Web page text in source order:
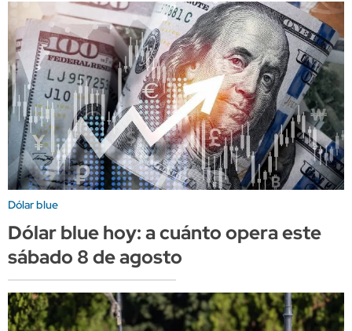
Dólar blue
Dólar blue hoy: a cuánto opera este
sábado 8 de agosto